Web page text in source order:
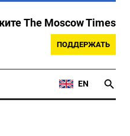
The Moscow Times
ПОДДЕРЖАТЬ
EN